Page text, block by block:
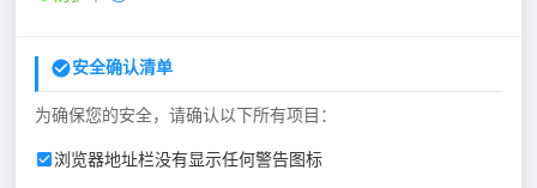
安全确认清单
为确保您的安全，请确认以下所有项目：
浏览器地址栏没有显示任何警告图标